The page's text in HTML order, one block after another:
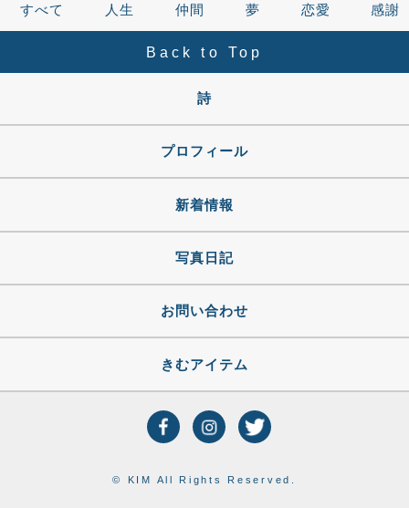
すべて 人生 仲間 夢 恋愛 感謝
Back to Top
詩
プロフィール
新着情報
写真日記
お問い合わせ
きむアイテム
© KIM All Rights Reserved.